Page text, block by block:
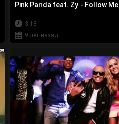
Pink Panda feat. Zy - Follow Me
3:18
9 лет назад